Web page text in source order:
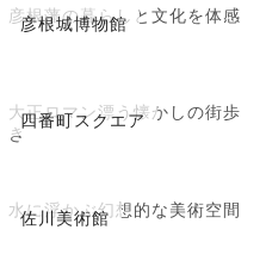
彦根城博物館
彦根藩の暮らしと文化を体感
四番町スクエア
大正ロマン漂う懐かしの街歩
き
佐川美術館
水に浮かぶ幻想的な美術空間